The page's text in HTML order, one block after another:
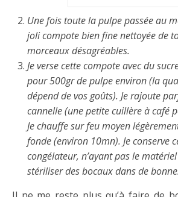
Une fois toute la pulpe passée au
joli compote bien fine nettoyée de
morceaux désagréables.
Je verse cette compote avec du
pour 500gr de pulpe environ (la
dépend de vos goûts). Je rajoute
cannelle (une petite cuillère à café
Je chauffe sur feu moyen
fonde (environ 10mn). Je conserve
congélateur, n’ayant pas le
stériliser des bocaux dans de